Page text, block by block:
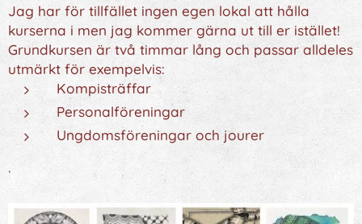
Jag har för tillfället ingen egen lokal att hålla
kurserna i men jag kommer gärna ut till er istället!
Grundkursen är två timmar lång och passar alldeles
utmärkt för exempelvis:
Kompisträffar
Personalföreningar
Ungdomsföreningar och jourer
.